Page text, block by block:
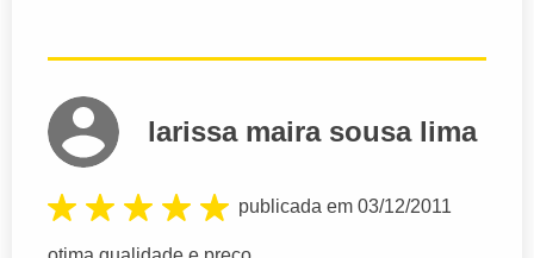
larissa maira sousa lima
publicada em 03/12/2011